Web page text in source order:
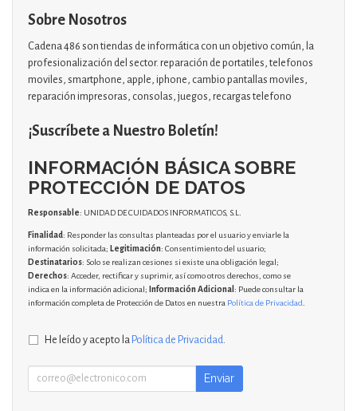
Sobre Nosotros
Cadena 486 son tiendas de informática con un objetivo común, la
profesionalización del sector. reparación de portatiles, telefonos
moviles, smartphone, apple, iphone, cambio pantallas moviles,
reparación impresoras, consolas, juegos, recargas telefono
¡Suscríbete a Nuestro Boletín!
INFORMACIÓN BÁSICA SOBRE
PROTECCIÓN DE DATOS
Responsable: UNIDAD DE CUIDADOS INFORMATICOS, S.L.
Finalidad: Responder las consultas planteadas por el usuario y enviarle la
información solicitada; Legitimación: Consentimiento del usuario;
Destinatarios: Solo se realizan cesiones si existe una obligación legal;
Derechos: Acceder, rectificar y suprimir, así como otros derechos, como se
indica en la información adicional; Información Adicional : Puede consultar la
información completa de Protección de Datos en nuestra Política de Privacidad
He leído y acepto la Política de Privacidad
Enviar